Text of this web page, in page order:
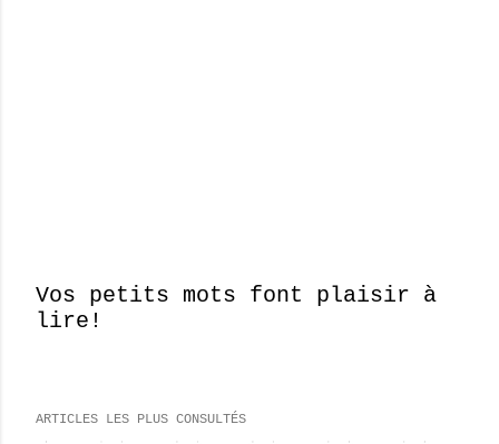
E
g
Vos petits mots font plaisir à
lire!
ARTICLES LES PLUS CONSULTÉS